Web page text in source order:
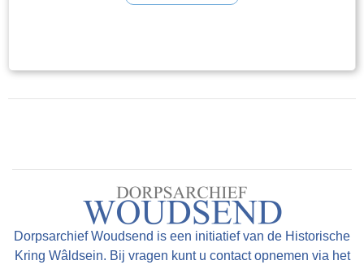
Dorpsarchief Woudsend is een initiatief van de Historische
Kring Wâldsein. Bij vragen kunt u contact opnemen via het